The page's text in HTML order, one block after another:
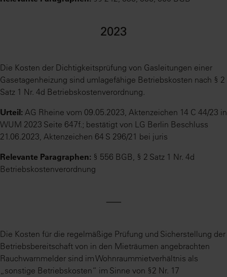
2023
Die Kosten der Dichtigkeitsprüfung von Gasleitungen einer
Gasetagenheizung sind umlagefähige Betriebskosten nach § 2
Satz 1 Nr. 4d Betriebskostenverordnung.
Urteil: AG Rheine vom 09.05.2023, Aktenzeichen 14 C 44/23 in
WUM 2023 Seite 647f.; bestätigt von LG Berlin Beschluss
21.06.2023, Aktenzeichen 64 S 296/21 bei juris
Relevante Paragraphen: § 556 BGB, § 2 Satz 1 Nr. 4d
Betriebskostenverordnung
⸺
Die Kosten für die regelmäßige Prüfung und Sicherstellung der
Betriebsbereitschaft von in den Mieträumen angebrachten
Rauchwarnmelder sind im Wohnraummietverhältnis als
„sonstige Betriebskosten“ im Sinne von §2 Nr. 17